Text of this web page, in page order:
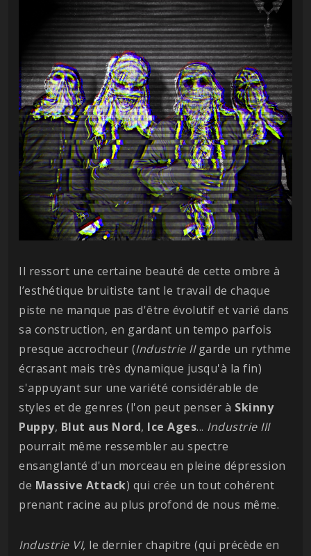
Il ressort une certaine beauté de cette ombre à
l’esthétique bruitiste tant le travail de chaque
piste ne manque pas d'être évolutif et varié dans
sa construction, en gardant un tempo parfois
presque accrocheur (Industrie IIgarde un rythme
écrasant mais très dynamique jusqu'à la fin)
s'appuyant sur une variété considérable de
styles et de genres (l'on peut penser à Skinny
Puppy, Blut aus Nord, Ice Ages... Industrie III
pourrait même ressembler au spectre
ensanglanté d'un morceau en pleine dépression
de Massive Attack) qui crée un tout cohérent
prenant racine au plus profond de nous même.
Industrie VI, le dernier chapitre (qui précède en